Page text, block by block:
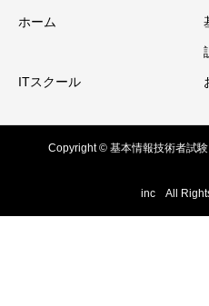
ホーム
ITスクール
Copyright © 基本情報技術者試
inc All